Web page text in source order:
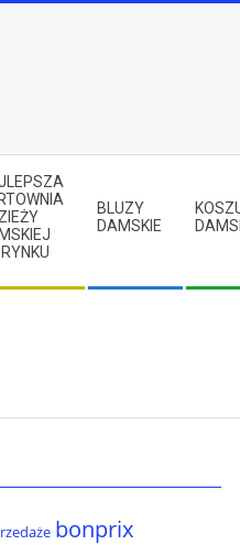
BLUZY
DAMSKIE
bonprix